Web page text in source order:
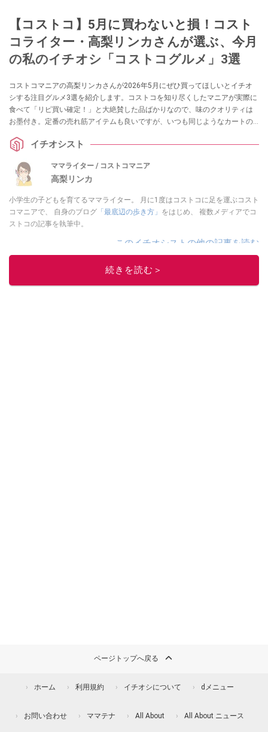
【コストコ】5月に買わないと損！コスト
コライター・高梨リンカさんが選ぶ、今月
の私のイチオシ「コストコグルメ」3選
コストコマニアの高梨リンカさんが2026年5月にぜひ買ってほしいとイチオ
シする注目グルメ3選を紹介します。コストコを知り尽くしたマニアが実際に
食べて「リピ買い確定！」と大絶賛した品ばかりなので、味のクオリティは
お墨付き。定番の売れ筋アイテムも良いですが、いつも同じようなカートの
ね！
イチオシスト
ママライター / コストコマニア
高梨リンカ
小学生の子どもを育てるママライター。 月に1度はコストコに足を運ぶコスト
コマニアで、 自身のブログ 「最底辺の歩き方」 をはじめ、 複数メディアでコ
ストコの記事を執筆中。
このイチオシストの他の記事を読む
続きを読む＞
ページトップへ戻る
ホーム 利用規約 イチオシについて dメニュー
お問い合わせ ママテナ All About All About ニュース